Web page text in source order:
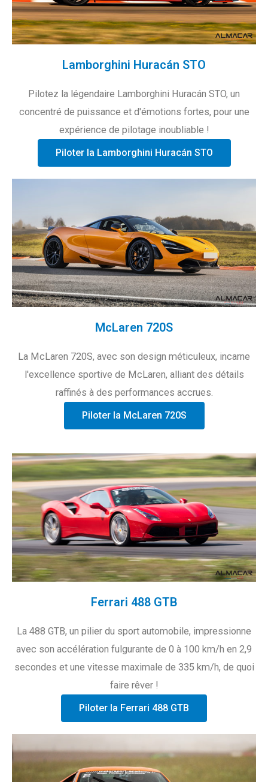
Lamborghini Huracán STO
Pilotez la légendaire Lamborghini Huracán STO, un
concentré de puissance et d'émotions fortes, pour une
expérience de pilotage inoubliable !
Piloter la Lamborghini Huracán STO
McLaren 720S
La McLaren 720S, avec son design méticuleux, incarne
l'excellence sportive de McLaren, alliant des détails
raffinés à des performances accrues.
Piloter la McLaren 720S
Ferrari 488 GTB
La 488 GTB, un pilier du sport automobile, impressionne
avec son accélération fulgurante de 0 à 100 km/h en 2,9
secondes et une vitesse maximale de 335 km/h, de quoi
faire rêver !
Piloter la Ferrari 488 GTB